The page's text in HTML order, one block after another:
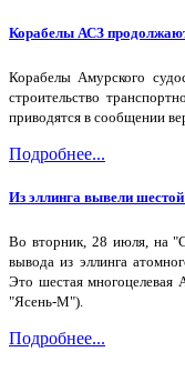
Корабелы АСЗ
Корабелы Амурского
строительство
приводятся в сообщении
Подробнее...
Из эллинга вывели
Во вторник, 28 июля, на
вывода из эллинга
Это шестая
"Ясень-М").
Подробнее...